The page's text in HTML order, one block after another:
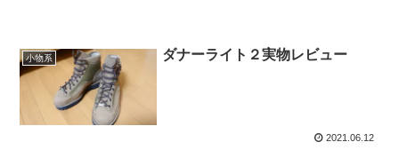
小物系 ダナーライト２実物レビュー
2021.06.12